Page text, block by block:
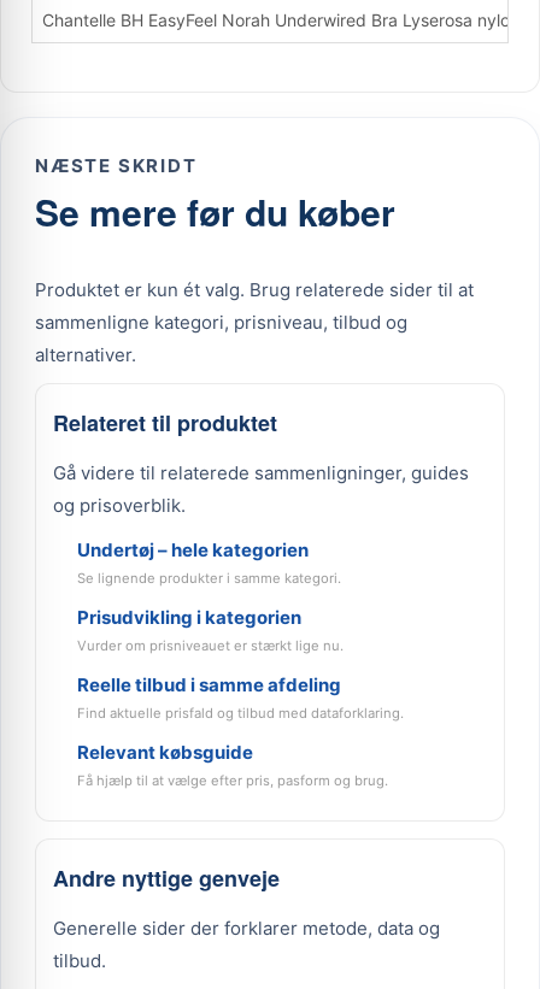
Chantelle BH EasyFeel Norah Underwired Bra Lyserosa nylon
NÆSTE SKRIDT
Se mere før du køber
Produktet er kun ét valg. Brug relaterede sider til at
sammenligne kategori, prisniveau, tilbud og
alternativer.
Relateret til produktet
Gå videre til relaterede sammenligninger, guides
og prisoverblik.
Undertøj – hele kategorien
Se lignende produkter i samme kategori.
Prisudvikling i kategorien
Vurder om prisniveauet er stærkt lige nu.
Reelle tilbud i samme afdeling
Find aktuelle prisfald og tilbud med dataforklaring.
Relevant købsguide
Få hjælp til at vælge efter pris, pasform og brug.
Andre nyttige genveje
Generelle sider der forklarer metode, data og
tilbud.